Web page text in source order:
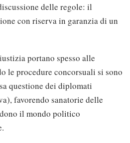
delle regole: il
con riserva in garanzia di un
portano spesso alle
le procedure concorsuali si sono
questione dei diplomati
favorendo sanatorie delle
il mondo politico